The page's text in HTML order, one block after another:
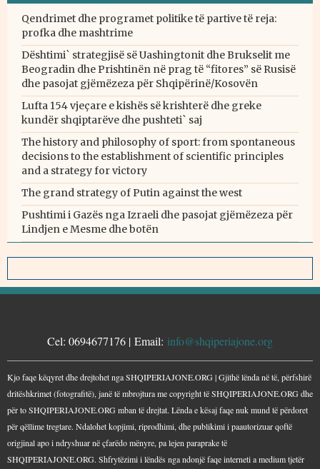
Qendrimet dhe programet politike të partive të reja:
profka dhe mashtrime
Dështimi` strategjisë së Uashingtonit dhe Brukselit me
Beogradin dhe Prishtinën në prag të “fitores” së Rusisë
dhe pasojat gjëmëzeza për Shqipërinë/Kosovën
Lufta 154 vjeçare e kishës së krishterë dhe greke
kundër shqiptarëve dhe pushteti` saj
The history and philosophy of sport: from spontaneous
decisions to the establishment of scientific principles
and a strategy for victory
The grand strategy of Putin against the west
Pushtimi i Gazës nga Izraeli dhe pasojat gjëmëzeza për
Lindjen e Mesme dhe botën
Cel: 0694677176 | Email: info@shqiperiajone.org
Kjo faqe këqyret dhe drejtohet nga SHQIPERIAJONE.ORG | Gjithë lënda në të, përfshirë
dritëshkrimet (fotografitë), janë të mbrojtura me copyright të SHQIPERIAJONE.ORG dhe
për to SHQIPERIAJONE.ORG mban të drejtat. Lënda e kësaj faqe nuk mund të përdoret
për qëllime tregtare. Ndalohet kopjimi, riprodhimi, dhe publikimi i paautorizuar qoftë
origjinal apo i ndryshuar në çfarëdo mënyre, pa lejen paraprake të
SHQIPERIAJONE.ORG. Shfrytëzimi i lëndës nga ndonjë faqe interneti a medium tjetër